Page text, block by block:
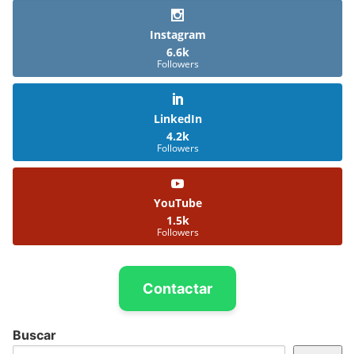
Instagram
6.6k
Followers
LinkedIn
4.2k
Followers
YouTube
1.5k
Followers
Contactar
Buscar